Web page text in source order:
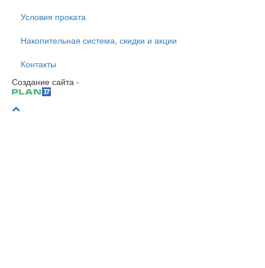
Условия проката
Накопительная система, скидки и акции
Контакты
Создание сайта -